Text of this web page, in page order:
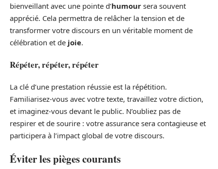
bienveillant avec une pointe d’humour sera souvent
apprécié. Cela permettra de relâcher la tension et de
transformer votre discours en un véritable moment de
célébration et de joie.
Répéter, répéter, répéter
La clé d’une prestation réussie est la répétition.
Familiarisez-vous avec votre texte, travaillez votre diction,
et imaginez-vous devant le public. N’oubliez pas de
respirer et de sourire : votre assurance sera contagieuse et
participera à l’impact global de votre discours.
Éviter les pièges courants